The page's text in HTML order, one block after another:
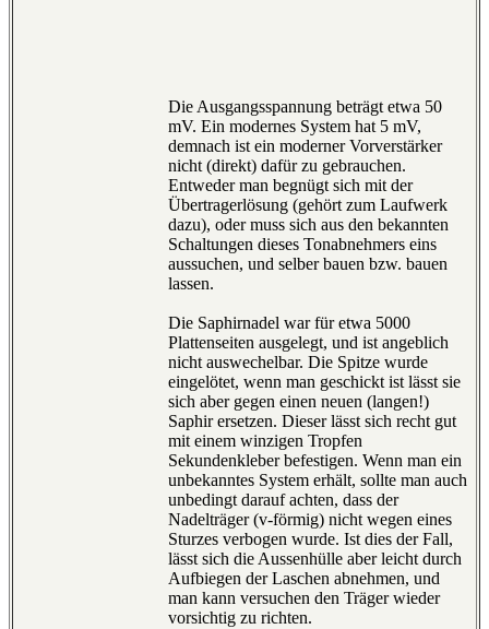
Die Ausgangsspannung beträgt etwa 50
mV. Ein modernes System hat 5 mV,
demnach ist ein moderner Vorverstärker
nicht (direkt) dafür zu gebrauchen.
Entweder man begnügt sich mit der
Übertragerlösung (gehört zum Laufwerk
dazu), oder muss sich aus den bekannten
Schaltungen dieses Tonabnehmers eins
aussuchen, und selber bauen bzw. bauen
lassen.
Die Saphirnadel war für etwa 5000
Plattenseiten ausgelegt, und ist angeblich
nicht auswechelbar. Die Spitze wurde
eingelötet, wenn man geschickt ist lässt sie
sich aber gegen einen neuen (langen!)
Saphir ersetzen. Dieser lässt sich recht gut
mit einem winzigen Tropfen
Sekundenkleber befestigen. Wenn man ein
unbekanntes System erhält, sollte man auch
unbedingt darauf achten, dass der
Nadelträger (v-förmig) nicht wegen eines
Sturzes verbogen wurde. Ist dies der Fall,
lässt sich die Aussenhülle aber leicht durch
Aufbiegen der Laschen abnehmen, und
man kann versuchen den Träger wieder
vorsichtig zu richten.